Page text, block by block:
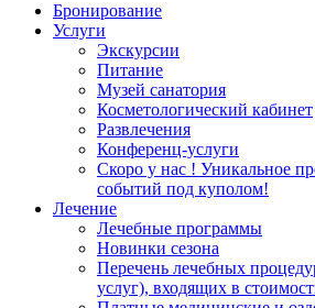
Бронирование
Услуги
Экскурсии
Питание
Музей санатория
Косметологический кабинет
Развлечения
Конференц-услуги
Скоро у нас ! Уникальное
событий под куполом!
Лечение
Лечебные программы
Новинки сезона
Перечень лечебных
услуг), входящих в